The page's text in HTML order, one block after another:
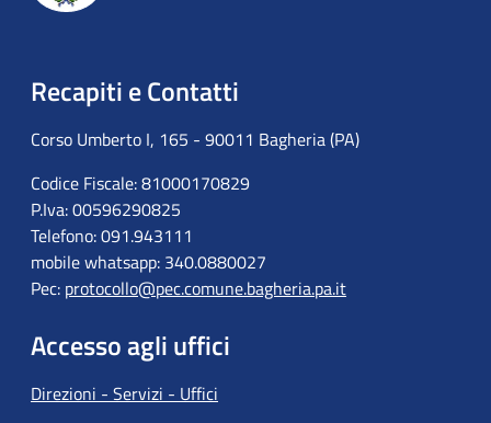
Recapiti e Contatti
Corso Umberto I, 165 - 90011 Bagheria (PA)
Codice Fiscale: 81000170829
P.Iva: 00596290825
Telefono: 091.943111
mobile whatsapp: 340.0880027
Pec: protocollo@pec.comune.bagheria.pa.it
Accesso agli uffici
Direzioni - Servizi - Uffici